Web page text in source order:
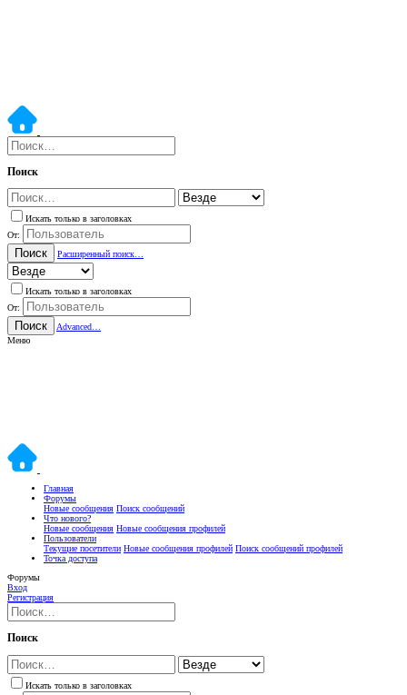
Поиск
Искать только в заголовках
От:
Поиск Расширенный поиск…
Искать только в заголовках
От:
Поиск
Advanced…
Меню
Главная
Форумы
Новые сообщения Поиск сообщений
Что нового?
Новые сообщения Новые сообщения профилей
Пользователи
Текущие посетители Новые сообщения профилей Поиск сообщений профилей
Точка доступа
Форумы
Вход
Регистрация
Поиск
Искать только в заголовках